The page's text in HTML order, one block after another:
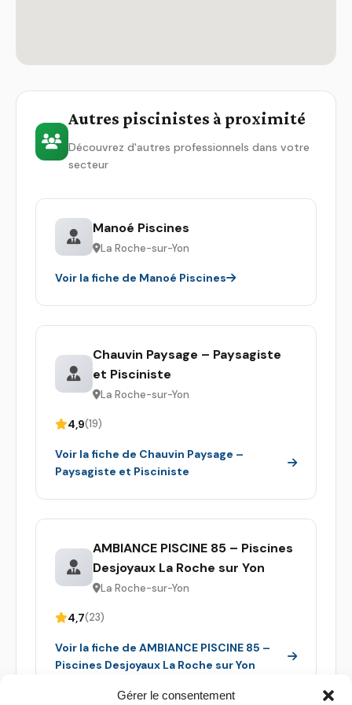
Gérer le consentement
Autres piscinistes à proximité
Découvrez d'autres professionnels dans votre
secteur
Manoé Piscines
La Roche-sur-Yon
Voir la fiche de Manoé Piscines
Chauvin Paysage – Paysagiste
et Pisciniste
La Roche-sur-Yon
4,9(19)
Voir la fiche de Chauvin Paysage –
Paysagiste et Pisciniste
AMBIANCE PISCINE 85 – Piscines
Desjoyaux La Roche sur Yon
La Roche-sur-Yon
4,7(23)
Voir la fiche de AMBIANCE PISCINE 85 –
Piscines Desjoyaux La Roche sur Yon